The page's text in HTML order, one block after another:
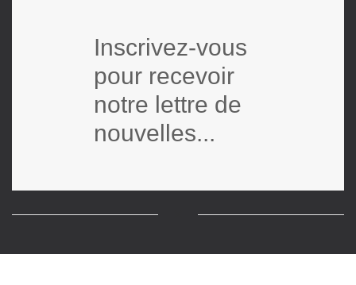
Inscrivez-vous
pour recevoir
notre lettre de
nouvelles...